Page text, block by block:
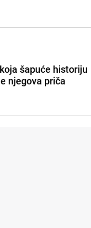
šapuće historiju
njegova priča